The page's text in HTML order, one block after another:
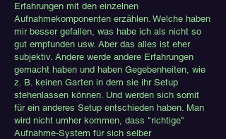
Erfahrungen mit den einzelnen
Aufnahmekomponenten erzählen. Welche haben
mir besser gefallen, was habe ich als nicht so
gut empfunden usw. Aber das alles ist eher
subjektiv. Andere werde andere Erfahrungen
gemacht haben und haben Gegebenheiten, wie
z. B. keinen Garten in dem sie ihr Setup
stehenlassen können. Und werden sich somit
für ein anderes Setup entschieden haben. Man
wird nicht umher kommen, dass "richtige"
Aufnahme-System für sich selber